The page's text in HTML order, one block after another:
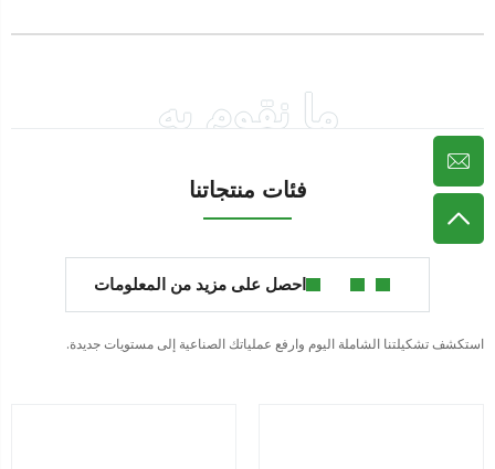
ما نقوم به
فئات منتجاتنا
احصل على مزيد من المعلومات
استكشف تشكيلتنا الشاملة اليوم وارفع عملياتك الصناعية إلى مستويات جديدة.